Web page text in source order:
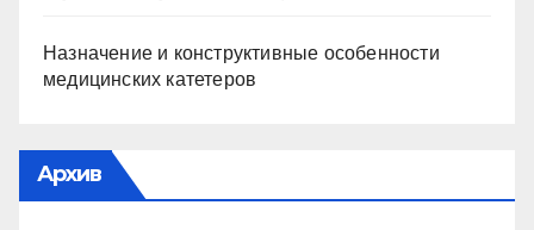
Назначение и конструктивные особенности
медицинских катетеров
Архив